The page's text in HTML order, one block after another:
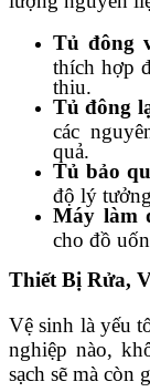
Tủ đông
thích hợp
thiu.
Tủ đông
các
quả.
Tủ bảo
độ lý
Máy làm
cho đồ
Thiết Bị Rửa,
Vệ sinh là yếu
nghiệp nào,
sạch sẽ mà còn